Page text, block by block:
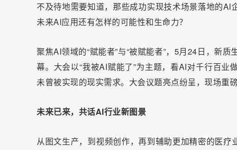
不及待地需要知道，那些成功实现技术场景落地的AI
未来AI应用还有怎样的可能性和生命力？
聚焦AI领域的“赋能者”与“被赋能者”，5月24日，新
幕。大会以“我被AI赋能了”为主题，看AI对千行百
未曾被实现的现实需求。大会议题亮点纷呈，现场重
未来已来，共话AI行业新图景
从图文生产，到视频创作，再到辅助更加精密的医